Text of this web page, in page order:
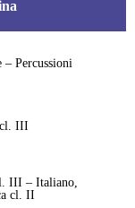
– Percussioni
III
III – Italiano,
cl. II